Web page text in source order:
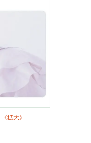
《拡大》